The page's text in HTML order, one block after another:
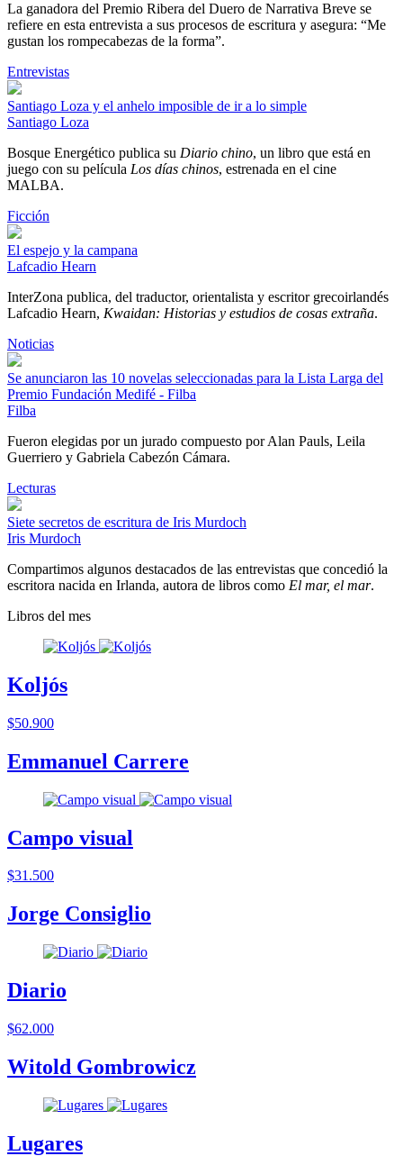
La ganadora del Premio Ribera del Duero de Narrativa Breve se
refiere en esta entrevista a sus procesos de escritura y asegura: “Me
gustan los rompecabezas de la forma”.
Entrevistas
Santiago Loza y el anhelo imposible de ir a lo simple
Santiago Loza
Bosque Energético publica su Diario chino, un libro que está en
juego con su película Los días chinos, estrenada en el cine
MALBA.
Ficción
El espejo y la campana
Lafcadio Hearn
InterZona publica, del traductor, orientalista y escritor grecoirlandés
Lafcadio Hearn, Kwaidan: Historias y estudios de cosas extraña.
Noticias
Se anunciaron las 10 novelas seleccionadas para la Lista Larga del
Premio Fundación Medifé - Filba
Filba
Fueron elegidas por un jurado compuesto por Alan Pauls, Leila
Guerriero y Gabriela Cabezón Cámara.
Lecturas
Siete secretos de escritura de Iris Murdoch
Iris Murdoch
Compartimos algunos destacados de las entrevistas que concedió la
escritora nacida en Irlanda, autora de libros como El mar, el mar.
Libros del mes
Koljós
$50.900
Emmanuel Carrere
Campo visual
$31.500
Jorge Consiglio
Diario
$62.000
Witold Gombrowicz
Lugares